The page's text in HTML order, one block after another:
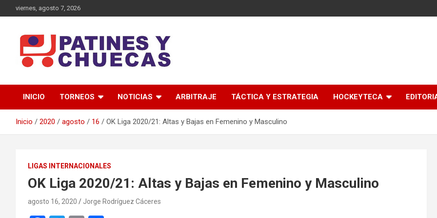
al
viernes, agosto 7, 2026
Patines y Chuecas
INICIO TORNEOS NOTICIAS ARBITRAJE TÁCTICA Y ESTRATEGIA HOCKEYTECA
Inicio 2020 agosto 16 OK Liga 2020/21: Altas y Bajas en Femenino y Masculino
LIGAS INTERNACIONALES
OK Liga 2020/21: Altas y Bajas en Femenino y Masculino
agosto 16, 2020 Jorge Rodríguez Cáceres